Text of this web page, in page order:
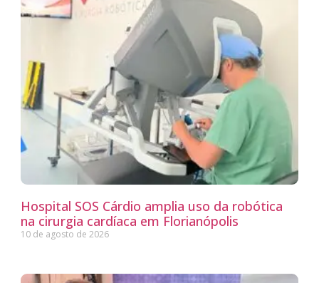
Hospital SOS Cárdio amplia uso da robótica
na cirurgia cardíaca em Florianópolis
10 de agosto de 2026